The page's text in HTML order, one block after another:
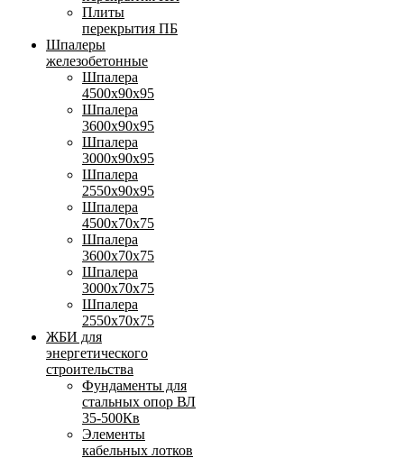
Плиты
перекрытия ПБ
Шпалеры
железобетонные
Шпалера
4500х90х95
Шпалера
3600х90х95
Шпалера
3000х90х95
Шпалера
2550х90х95
Шпалера
4500х70х75
Шпалера
3600х70х75
Шпалера
3000х70х75
Шпалера
2550х70х75
ЖБИ для
энергетического
строительства
Фундаменты для
стальных опор ВЛ
35-500Кв
Элементы
кабельных лотков